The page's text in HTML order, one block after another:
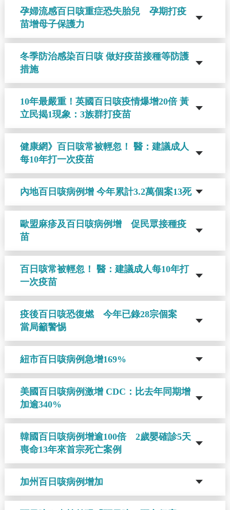
孕婦流感百日咳重症恐失胎兒 孕期打疫
苗增母子保護力
冬季防治感染百日咳 做好疫苗接種等防護
措施
10年最嚴重！英國百日咳疫情爆增20倍 黃
立民揭1現象：3族群打疫苗
健康網》百日咳常被輕忽！ 醫：建議成人
每10年打一次疫苗
內地百日咳病例增 今年累計3.2萬個案13死
歐盟麻疹及百日咳病例增 促民眾接種疫
苗
百日咳常被輕忽！ 醫：建議成人每10年打
一次疫苗
疫後百日咳恐復燃 今年已錄28宗個案
當局籲警惕
紐市百日咳病例急增169%
美國百日咳病例激增 CDC：比去年同期增
加逾340%
韓國百日咳病例增逾100倍 2歲嬰確診5天
喪命13年來首宗死亡案例
加州百日咳病例增加